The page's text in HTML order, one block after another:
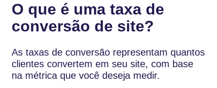
O que é uma taxa de
conversão de site?
As taxas de conversão representam quantos
clientes convertem em seu site, com base
na métrica que você deseja medir.